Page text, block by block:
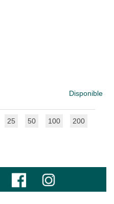
Disponible
25 50 100 200